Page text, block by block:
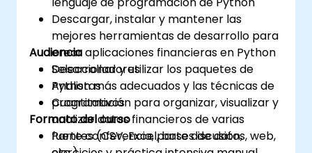
Descargar, instalar y mantener las
mejores herramientas de desarrollo para
crear aplicaciones financieras en Python
Seleccionar y utilizar los paquetes de
Python más adecuados y las técnicas de
programación para organizar, visualizar y
analizar datos financieros de varias
fuentes (CSV, Excel, bases de datos, web,
Audiencia
Desarrolladores
Analistas
Cuantitativos
Formato del curso
Parte conferencia, parte discusión,